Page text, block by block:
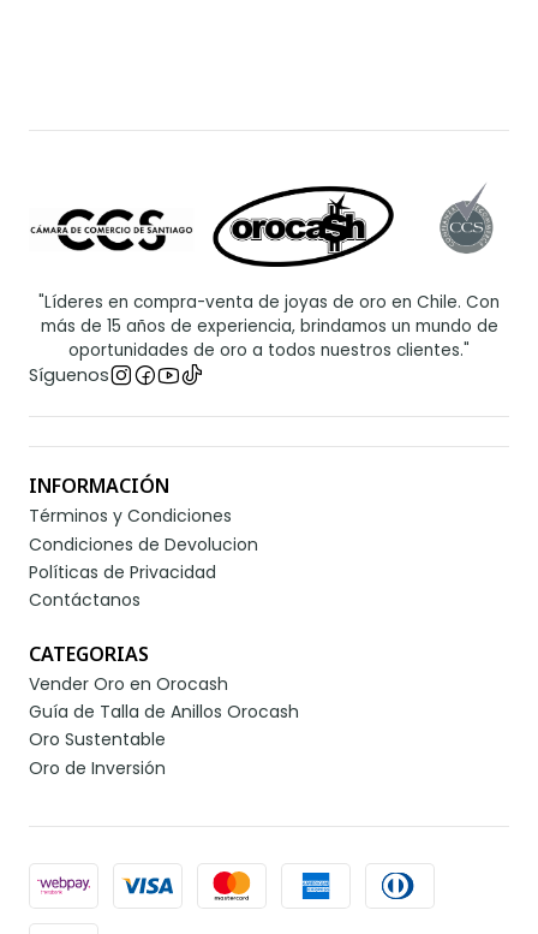
"Líderes en compra-venta de joyas de oro en Chile. Con
más de 15 años de experiencia, brindamos un mundo de
oportunidades de oro a todos nuestros clientes."
Síguenos
INFORMACIÓN
Términos y Condiciones
Condiciones de Devolucion
Políticas de Privacidad
Contáctanos
CATEGORIAS
Vender Oro en Orocash
Guía de Talla de Anillos Orocash
Oro Sustentable
Oro de Inversión